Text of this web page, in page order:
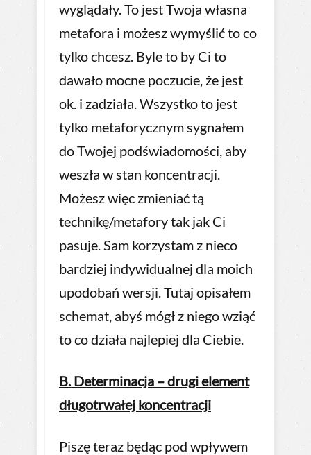
wyglądały. To jest Twoja własna
metafora i możesz wymyślić to co
tylko chcesz. Byle to by Ci to
dawało mocne poczucie, że jest
ok. i zadziała. Wszystko to jest
tylko metaforycznym sygnałem
do Twojej podświadomości, aby
weszła w stan koncentracji.
Możesz więc zmieniać tą
technikę/metafory tak jak Ci
pasuje. Sam korzystam z nieco
bardziej indywidualnej dla moich
upodobań wersji. Tutaj opisałem
schemat, abyś mógł z niego wziąć
to co działa najlepiej dla Ciebie.
B. Determinacja – drugi element
długotrwałej koncentracji
Piszę teraz będąc pod wpływem